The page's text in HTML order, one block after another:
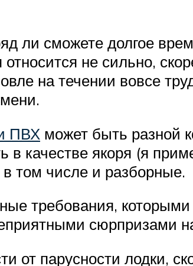
ли сможете долгое
относится не сильно,
на течении вовсе
ПВХ может быть разной
в качестве якоря (я
том числе и разборные.
требования,
сюрпризами
от парусности лодки,